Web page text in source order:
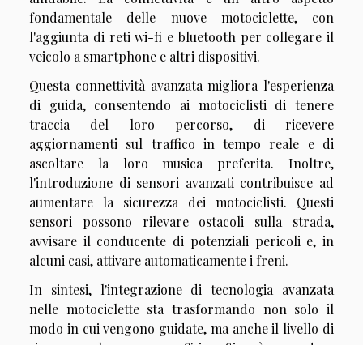
fondamentale delle nuove motociclette, con
l'aggiunta di reti wi-fi e bluetooth per collegare il
veicolo a smartphone e altri dispositivi.
Questa connettività avanzata migliora l'esperienza
di guida, consentendo ai motociclisti di tenere
traccia del loro percorso, di ricevere
aggiornamenti sul traffico in tempo reale e di
ascoltare la loro musica preferita. Inoltre,
l'introduzione di sensori avanzati contribuisce ad
aumentare la sicurezza dei motociclisti. Questi
sensori possono rilevare ostacoli sulla strada,
avvisare il conducente di potenziali pericoli e, in
alcuni casi, attivare automaticamente i freni.
In sintesi, l'integrazione di tecnologia avanzata
nelle motociclette sta trasformando non solo il
modo in cui vengono guidate, ma anche il livello di